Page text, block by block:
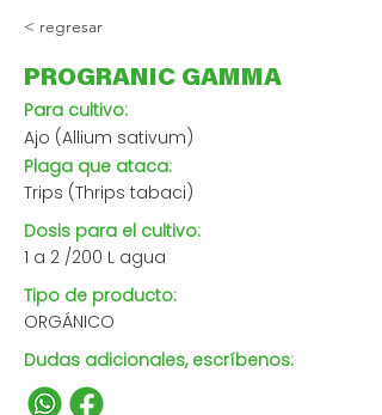
< regresar
PROGRANIC GAMMA
Para cultivo:
Ajo (Allium sativum)
Plaga que ataca:
Trips (Thrips tabaci)
Dosis para el cultivo:
1 a 2 /200 L agua
Tipo de producto:
ORGÁNICO
Dudas adicionales, escríbenos: